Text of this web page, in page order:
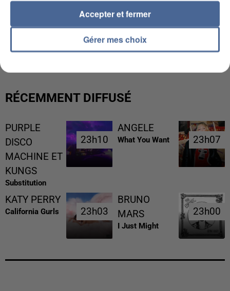
UNE TOURISTE DE L’OISE EMPORTÉE PAR UNE
COULÉE DE BOUE EN HAUTE-SAVOIE
RÉCEMMENT DIFFUSÉ
PURPLE
DISCO
MACHINE ET
KUNGS
Substitution
23h10
23h10
ANGELE
What You Want 23h07
23h07
KATY PERRY
California Gurls 23h03
23h03
BRUNO
MARS
I Just Might
23h00
23h00
Gérer mes choix
Accepter et fermer